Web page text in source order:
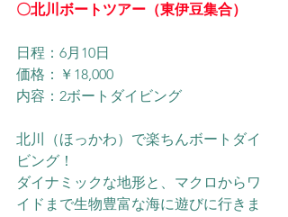
〇北川ボートツアー（東伊豆集合）
日程：6月10日
価格：￥18,000
内容：2ボートダイビング
北川（ほっかわ）で楽ちんボートダイ
ビング！
ダイナミックな地形と、マクロからワ
イドまで生物豊富な海に遊びに行きま